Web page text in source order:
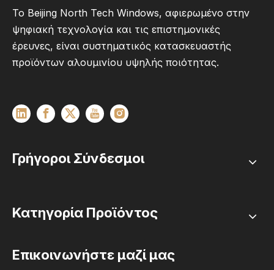
Το Beijing North Tech Windows, αφιερωμένο στην
ψηφιακή τεχνολογία και τις επιστημονικές
έρευνες, είναι συστηματικός κατασκευαστής
προϊόντων αλουμινίου υψηλής ποιότητας.
Γρήγοροι Σύνδεσμοι
Κατηγορία Προϊόντος
Επικοινωνήστε μαζί μας